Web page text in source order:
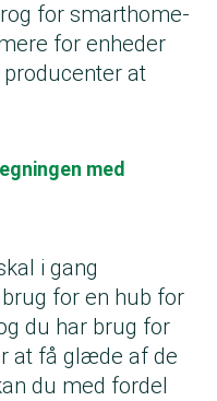
for smarthome-
for enheder
at
med
i gang
for en hub for
du har brug for
at få glæde af de
du med fordel